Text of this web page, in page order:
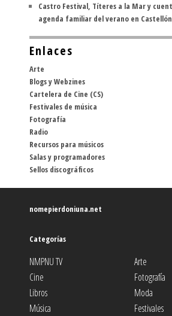
Castro Festival, Títeres a la Mar y
agenda familiar del verano en Castellón
Enlaces
Arte
Blogs y Webzines
Cartelera de Cine (CS)
Festivales de música
Fotografía
Radio
Recursos para músicos
Salas y programadores
Sellos discográficos
nomepierdoniuna.net
Categorías
NMPNU TV
Arte
Cine
Fotografía
Libros
Moda
Música
Festivales